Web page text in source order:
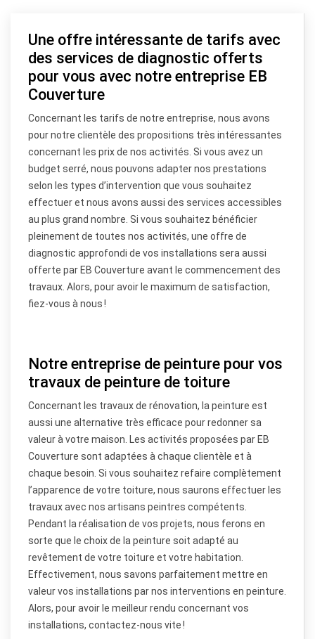
Une offre intéressante de tarifs avec
des services de diagnostic offerts
pour vous avec notre entreprise EB
Couverture
Concernant les tarifs de notre entreprise, nous avons
pour notre clientèle des propositions très intéressantes
concernant les prix de nos activités. Si vous avez un
budget serré, nous pouvons adapter nos prestations
selon les types d’intervention que vous souhaitez
effectuer et nous avons aussi des services accessibles
au plus grand nombre. Si vous souhaitez bénéficier
pleinement de toutes nos activités, une offre de
diagnostic approfondi de vos installations sera aussi
offerte par EB Couverture avant le commencement des
travaux. Alors, pour avoir le maximum de satisfaction,
fiez-vous à nous !
Notre entreprise de peinture pour vos
travaux de peinture de toiture
Concernant les travaux de rénovation, la peinture est
aussi une alternative très efficace pour redonner sa
valeur à votre maison. Les activités proposées par EB
Couverture sont adaptées à chaque clientèle et à
chaque besoin. Si vous souhaitez refaire complètement
l’apparence de votre toiture, nous saurons effectuer les
travaux avec nos artisans peintres compétents.
Pendant la réalisation de vos projets, nous ferons en
sorte que le choix de la peinture soit adapté au
revêtement de votre toiture et votre habitation.
Effectivement, nous savons parfaitement mettre en
valeur vos installations par nos interventions en peinture.
Alors, pour avoir le meilleur rendu concernant vos
installations, contactez-nous vite !